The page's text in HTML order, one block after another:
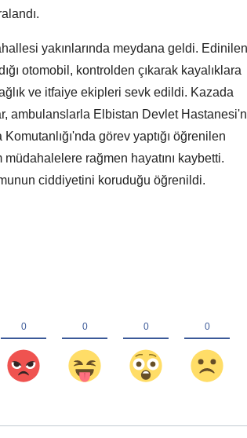
yakınlarında meydana geldi. Edinilen
otomobil, kontrolden çıkarak kayalıklara
ve itfaiye ekipleri sevk edildi. Kazada
ambulanslarla Elbistan Devlet
görev yaptığı öğrenilen
rağmen hayatını kaybetti.
ciddiyetini koruduğu öğrenildi.